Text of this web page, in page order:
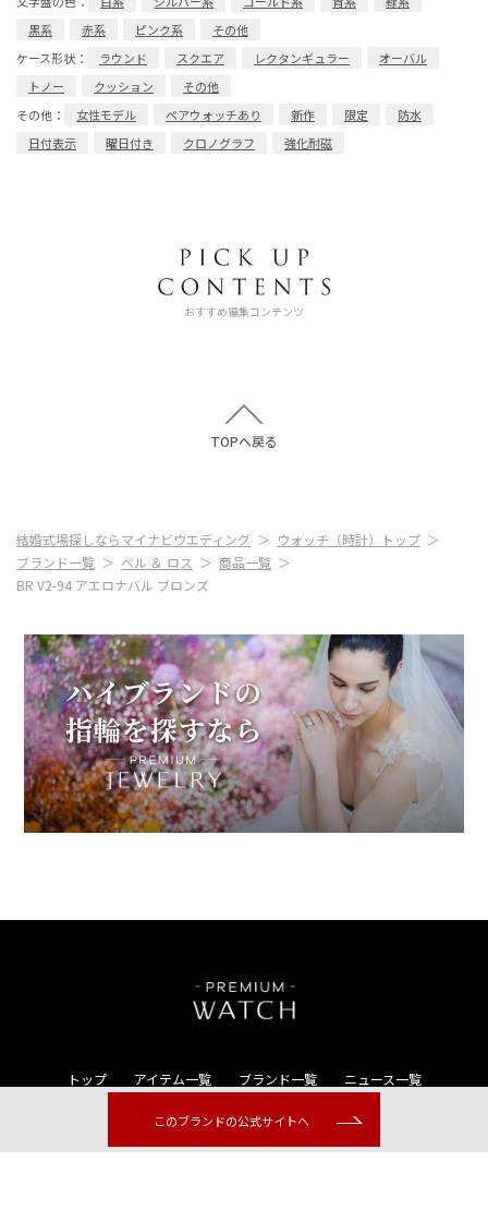
黒系
赤系 ピンク系
その他
ケース形状：
ラウンド スクエア レクタンギュラー
オーバル
トノー
クッション
その他
その他：
女性モデル ペアウォッチあり 新作 限定
防水
日付表示
曜日付き クロノグラフ 強化耐磁
おすすめ編集コンテンツ
TOPへ戻る
このブランドの公式サイトへ
結婚式場探しならマイナビウエディング
ウォッチ（時計）トップ
ブランド一覧
ベル ＆ ロス
商品一覧
BR V2-94 アエロナバル ブロンズ
トップ アイテム一覧 ブランド一覧
ニュース一覧
コンテンツ一覧